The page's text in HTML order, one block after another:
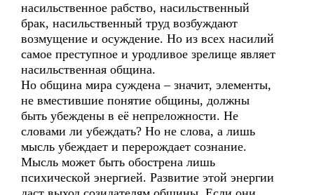
насильственное рабство, насильственный
брак, насильственный труд возбуждают
возмущение и осуждение. Но из всех насилий
самое преступное и уродливое зрелище являет
насильственная община.
Но община мира суждена – значит, элементы,
не вместившие понятие общины, должны
быть убеждены в её непреложности. Не
словами ли убеждать? Но не слова, а лишь
мысль убеждает и перерождает сознание.
Мысль может быть обострена лишь
психической энергией. Развитие этой энергии